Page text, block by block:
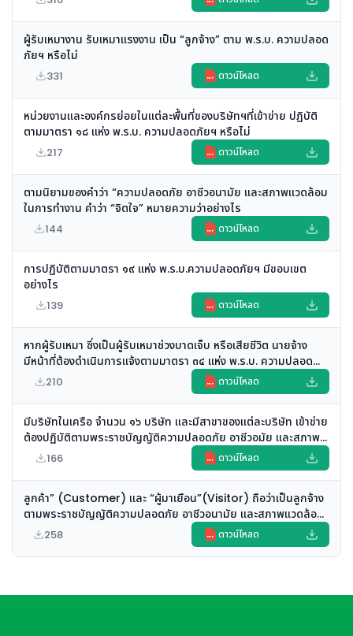
PDF
ผู้รับเหมางาน รับเหมาแรงงาน เป็น “ลูกจ้าง” ตาม พ.ร.บ. ความปลอด
ภัยฯ หรือไม่
331 PDF ดาวน์โหลด
หน่วยงานและองค์กรย่อยในแต่ละพื้นที่ของบริษัทฯที่เข้าข่าย ปฏิบัติ
ตามมาตรา ๑๘ แห่ง พ.ร.บ. ความปลอดภัยฯ หรือไม่
217 PDF ดาวน์โหลด
ตามนิยามของคำว่า “ความปลอดภัย อาชีวอนามัย และสภาพแวดล้อม
ในการทำงาน คำว่า “จิตใจ” หมายความว่าอย่างไร
144 PDF ดาวน์โหลด
การปฏิบัติตามมาตรา ๑๙ แห่ง พ.ร.บ.ความปลอดภัยฯ มีขอบเขต
อย่างไร
139 PDF ดาวน์โหลด
หากผู้รับเหมา ซึ่งเป็นผู้รับเหมาช่วงบาดเจ็บ หรือเสียชีวิต นายจ้าง
มีหน้าที่ต้องดำเนินการแจ้งตามมาตรา ๓๔ แห่ง พ.ร.บ. ความปลอด
ภัยฯ อย่างไร
210 PDF ดาวน์โหลด
มีบริษัทในเครือ จำนวน ๑๖ บริษัท และมีสาขาของแต่ละบริษัท เข้าข่าย
ต้องปฏิบัติตามพระราชบัญญัติความปลอดภัย อาชีวอมัย และสภาพ
แวดล้อมในการทำงาน พ.ศ. ๒๕๕๔ หรือไม่
166 PDF ดาวน์โหลด
ลูกค้า” (Customer) และ “ผู้มาเยือน”(Visitor) ถือว่าเป็นลูกจ้าง
ตามพระราชบัญญัติความปลอดภัย อาชีวอนามัย และสภาพแวดล้อม
ในการทำงาน พ.ศ. ๒๕๔๙ หรือไม่
258 PDF ดาวน์โหลด